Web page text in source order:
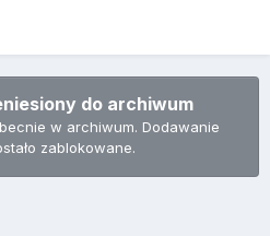
do archiwum
w archiwum. Dodawanie
zablokowane.